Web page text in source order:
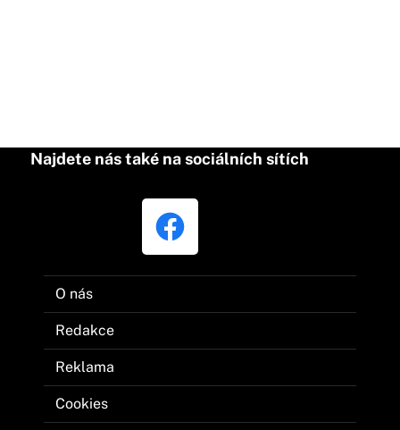
Najdete nás také na sociálních sítích
O nás
Redakce
Reklama
Cookies